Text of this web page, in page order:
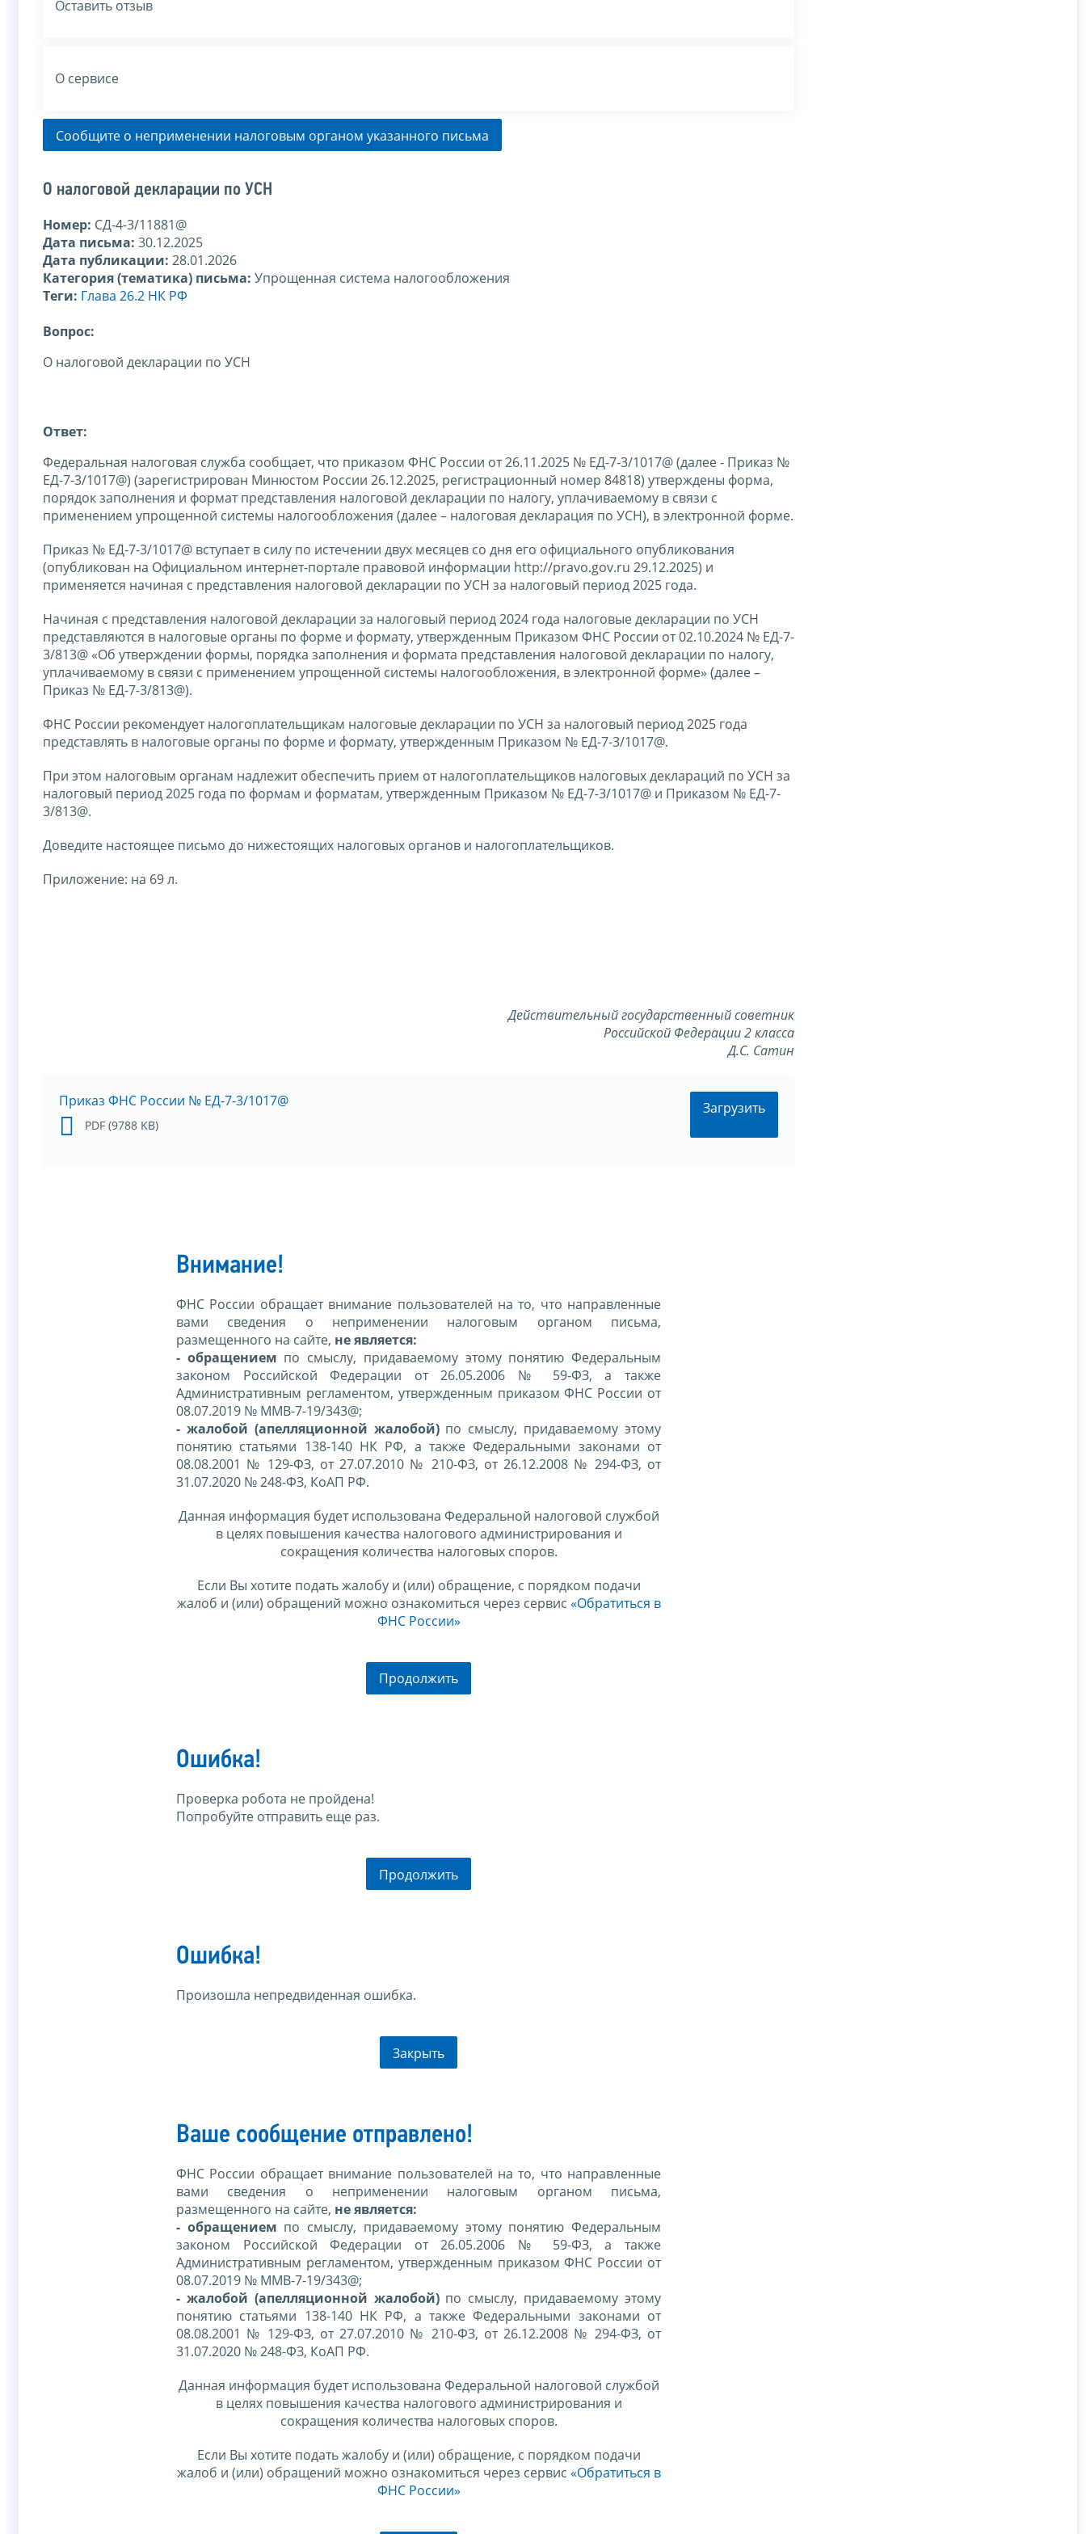
Оставить отзыв
О сервисе
Сообщите о неприменении налоговым органом указанного письма
О налоговой декларации по УСН
Номер: СД-4-3/11881@
Дата письма: 30.12.2025
Дата публикации: 28.01.2026
Категория (тематика) письма: Упрощенная система налогообложения
Теги: Глава 26.2 НК РФ
Вопрос:
О налоговой декларации по УСН
Ответ:
Федеральная налоговая служба сообщает, что приказом ФНС России от 26.11.2025 № ЕД-7-3/1017@ (далее - Приказ №
ЕД-7-3/1017@) (зарегистрирован Минюстом России 26.12.2025, регистрационный номер 84818) утверждены форма,
порядок заполнения и формат представления налоговой декларации по налогу, уплачиваемому в связи с
применением упрощенной системы налогообложения (далее – налоговая декларация по УСН), в электронной форме.
Приказ № ЕД-7-3/1017@ вступает в силу по истечении двух месяцев со дня его официального опубликования
(опубликован на Официальном интернет-портале правовой информации http://pravo.gov.ru 29.12.2025) и
применяется начиная с представления налоговой декларации по УСН за налоговый период 2025 года.
Начиная с представления налоговой декларации за налоговый период 2024 года налоговые декларации по УСН
представляются в налоговые органы по форме и формату, утвержденным Приказом ФНС России от 02.10.2024 № ЕД-7-
3/813@ «Об утверждении формы, порядка заполнения и формата представления налоговой декларации по налогу,
уплачиваемому в связи с применением упрощенной системы налогообложения, в электронной форме» (далее –
Приказ № ЕД-7-3/813@).
ФНС России рекомендует налогоплательщикам налоговые декларации по УСН за налоговый период 2025 года
представлять в налоговые органы по форме и формату, утвержденным Приказом № ЕД-7-3/1017@.
При этом налоговым органам надлежит обеспечить прием от налогоплательщиков налоговых деклараций по УСН за
налоговый период 2025 года по формам и форматам, утвержденным Приказом № ЕД-7-3/1017@ и Приказом № ЕД-7-
3/813@.
Доведите настоящее письмо до нижестоящих налоговых органов и налогоплательщиков.
Приложение: на 69 л.
Действительный государственный советник
Российской Федерации 2 класса
Д.С. Сатин
Приказ ФНС России № ЕД-7-3/1017@
PDF (9788 KB)
Загрузить
Внимание!
ФНС России обращает внимание пользователей на то, что направленные
вами сведения о неприменении налоговым органом письма,
размещенного на сайте, не является:
- обращением по смыслу, придаваемому этому понятию Федеральным
законом Российской Федерации от 26.05.2006 № 59-ФЗ, а также
Административным регламентом, утвержденным приказом ФНС России от
08.07.2019 № ММВ-7-19/343@;
- жалобой (апелляционной жалобой)по смыслу, придаваемому этому
понятию статьями 138-140 НК РФ, а также Федеральными законами от
08.08.2001 № 129-ФЗ, от 27.07.2010 № 210-ФЗ, от 26.12.2008 № 294-ФЗ, от
31.07.2020 № 248-ФЗ, КоАП РФ.
Данная информация будет использована Федеральной налоговой службой
в целях повышения качества налогового администрирования и
сокращения количества налоговых споров.
Если Вы хотите подать жалобу и (или) обращение, с порядком подачи
жалоб и (или) обращений можно ознакомиться через сервис «Обратиться в
ФНС России»
Продолжить
Ошибка!
Проверка робота не пройдена!
Попробуйте отправить еще раз.
Продолжить
Ошибка!
Произошла непредвиденная ошибка.
Закрыть
Ваше сообщение отправлено!
ФНС России обращает внимание пользователей на то, что направленные
вами сведения о неприменении налоговым органом письма,
размещенного на сайте, не является:
- обращением по смыслу, придаваемому этому понятию Федеральным
законом Российской Федерации от 26.05.2006 № 59-ФЗ, а также
Административным регламентом, утвержденным приказом ФНС России от
08.07.2019 № ММВ-7-19/343@;
- жалобой (апелляционной жалобой)по смыслу, придаваемому этому
понятию статьями 138-140 НК РФ, а также Федеральными законами от
08.08.2001 № 129-ФЗ, от 27.07.2010 № 210-ФЗ, от 26.12.2008 № 294-ФЗ, от
31.07.2020 № 248-ФЗ, КоАП РФ.
Данная информация будет использована Федеральной налоговой службой
в целях повышения качества налогового администрирования и
сокращения количества налоговых споров.
Если Вы хотите подать жалобу и (или) обращение, с порядком подачи
жалоб и (или) обращений можно ознакомиться через сервис «Обратиться в
ФНС России»